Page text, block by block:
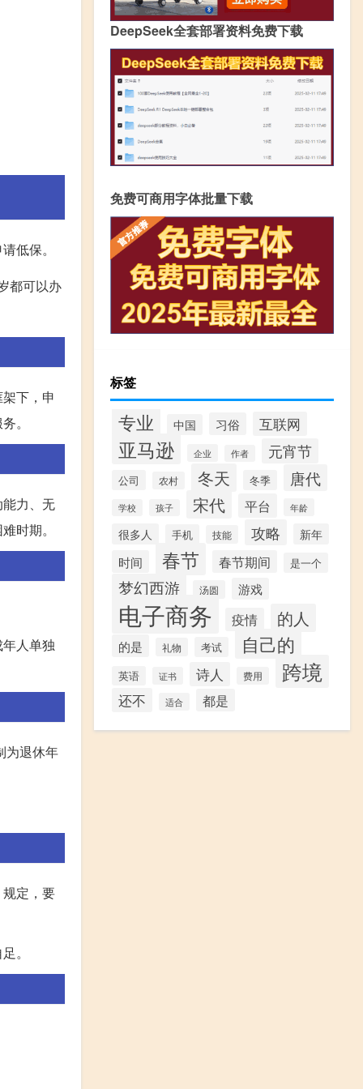
低保。
都可以办
下，申
。
力、无
时期。
人单独
为退休年
定，要
。
DeepSeek全套部署资料免费下载
免费可商用字体批量下载
标签
专业 中国 习俗 互联网
亚马逊 企业 作者 元宵节
公司 农村 冬天 冬季 唐代
学校 孩子 宋代 平台 年龄
很多人 手机 技能 攻略 新年
时间 春节 春节期间 是一个
梦幻西游 汤圆 游戏
电子商务 疫情 的人
的是 礼物 考试 自己的
英语 证书 诗人 费用 跨境
还不 适合 都是